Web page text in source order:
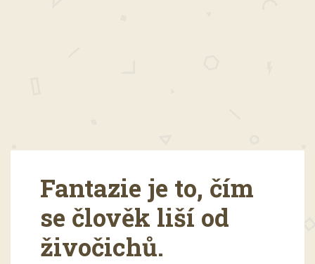
Fantazie je to, čím
se člověk liší od
živočichů.